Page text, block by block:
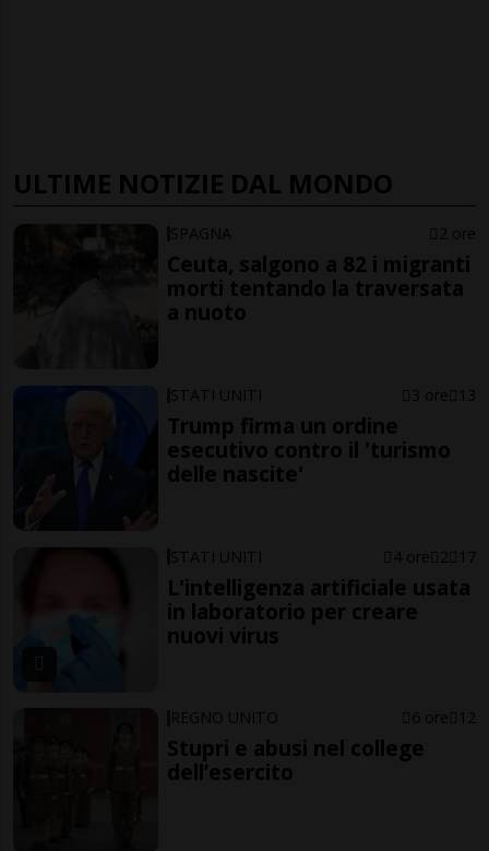
ULTIME NOTIZIE DAL MONDO
SPAGNA 2 ore
Ceuta, salgono a 82 i migranti
morti tentando la traversata
a nuoto
STATI UNITI 3 ore 13
Trump firma un ordine
esecutivo contro il 'turismo
delle nascite'
STATI UNITI 4 ore 2 17
L'intelligenza artificiale usata
in laboratorio per creare
nuovi virus
REGNO UNITO 6 ore 12
Stupri e abusi nel college
dell’esercito